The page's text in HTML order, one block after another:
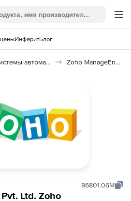
ИнферитБлог
Системы автоматизации Zoho ManageEngine Application Control Plus
86801.06M
Ltd. Zoho